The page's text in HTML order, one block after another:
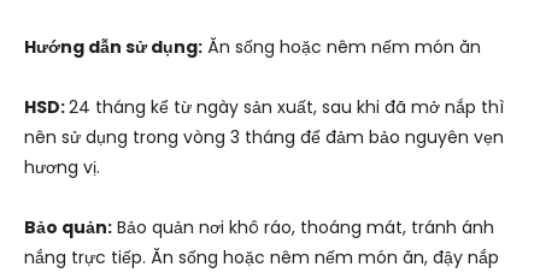
Hướng dẫn sử dụng: Ăn sống hoặc nêm nếm món ăn
HSD:24 tháng kể từ ngày sản xuất, sau khi đã mở nắp thì
nên sử dụng trong vòng 3 tháng để đảm bảo nguyên vẹn
hương vị.
Bảo quản: Bảo quản nơi khô ráo, thoáng mát, tránh ánh
nắng trực tiếp. Ăn sống hoặc nêm nếm món ăn, đậy nắp